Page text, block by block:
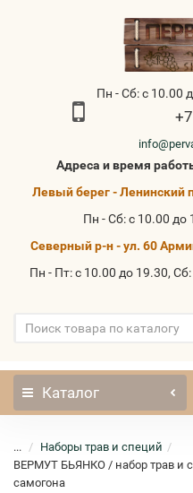
Пн - Сб: с 10.00
Адреса и время
Левый берег - Ленинский
Пн - Сб: с 10.00 до
Северный р-н - ул. 60
Пн - Пт: с 10.00 до 19.30,
Каталог
...
Наборы трав и специй
ВЕРМУТ БЬЯНКО / набор трав и
самогона